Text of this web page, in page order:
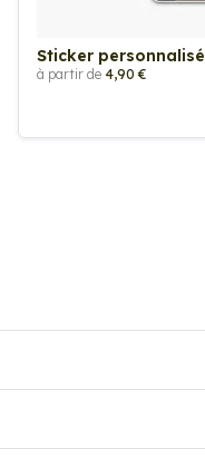
Sticker personnalisé
à partir de 4,90 €